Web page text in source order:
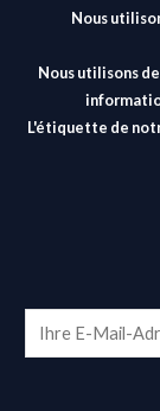
Nous
Nous utilisons
L'étiquette de
m